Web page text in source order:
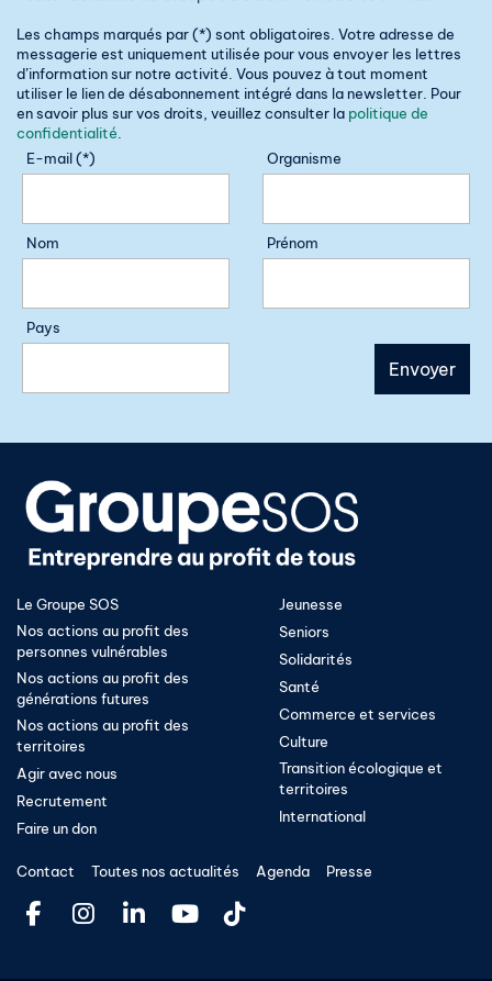
Les champs marqués par (*) sont obligatoires. Votre adresse de
messagerie est uniquement utilisée pour vous envoyer les lettres
d’information sur notre activité. Vous pouvez à tout moment
utiliser le lien de désabonnement intégré dans la newsletter. Pour
en savoir plus sur vos droits, veuillez consulter la politique de
confidentialité
E-mail (*)
Organisme
Nom Prénom
Pays
Le Groupe SOS
Nos actions au profit des
personnes vulnérables
Nos actions au profit des
générations futures
Nos actions au profit des
territoires
Agir avec nous
Recrutement
Faire un don
Jeunesse
Seniors
Solidarités
Santé
Commerce et services
Culture
Transition écologique et
territoires​
International
Contact Toutes nos actualités Agenda Presse